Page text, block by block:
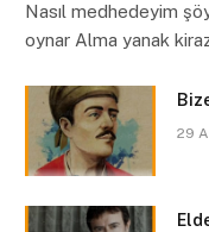
Nasıl medhedeyim
oynar Alma yanak
29